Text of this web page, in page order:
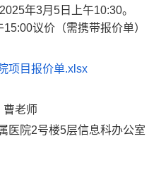
2025年3月 5 日 上午10:30。
15:00议价（需携带报价单）
项目报价单.xlsx
老师
医院2号楼5层信息科办公室